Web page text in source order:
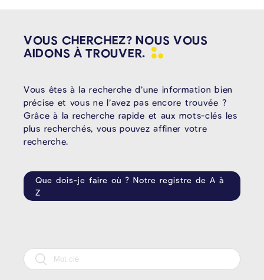
VOUS CHERCHEZ? NOUS VOUS
AIDONS ÀTROUVER.
Vous êtes à la recherche d’une information bien
précise et vous ne l’avez pas encore trouvée ?
Grâce à la recherche rapide et aux mots-clés les
plus recherchés, vous pouvez affiner votre
recherche.
Que dois-je faire où ? Notre registre de A à
Z